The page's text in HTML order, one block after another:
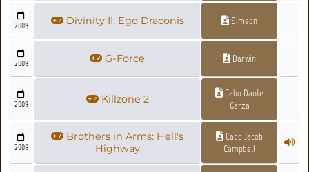
2009 Divinity II: Ego Draconis Simeon
2009 G-Force Darwin
2009 Killzone 2
Cabo Dante
Garza
2008
Brothers in Arms: Hell's
Highway
Cabo Jacob
Campbell